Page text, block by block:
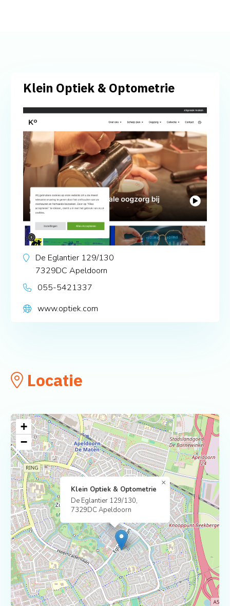
Klein Optiek & Optometrie
De Eglantier 129/130
7329DC Apeldoorn
055-5421337
www.optiek.com
Locatie
Klein Optiek & Optometrie
De Eglantier 129/130,
7329DC Apeldoorn
×
+
−